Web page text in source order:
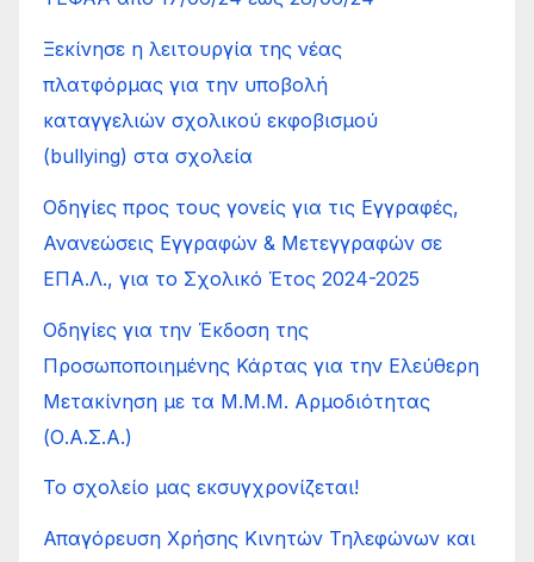
Ξεκίνησε η λειτουργία της νέας
πλατφόρμας για την υποβολή
καταγγελιών σχολικού εκφοβισμού
(bullying) στα σχολεία
Οδηγίες προς τους γονείς για τις Εγγραφές,
Ανανεώσεις Εγγραφών & Μετεγγραφών σε
ΕΠΑ.Λ., για το Σχολικό Έτος 2024-2025
Οδηγίες για την Έκδοση της
Προσωποποιημένης Κάρτας για την Ελεύθερη
Μετακίνηση με τα Μ.Μ.Μ. Αρμοδιότητας
(Ο.Α.Σ.Α.)
Το σχολείο μας εκσυγχρονίζεται!
Απαγόρευση Χρήσης Κινητών Τηλεφώνων και